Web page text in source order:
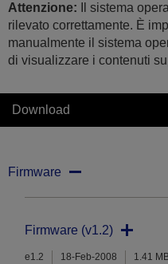
Attenzione: Il sistema
rilevato correttamente. È
manualmente il sistema
di visualizzare i contenuti
Download
Firmware
Firmware (v1.2)
e1.2 18-Feb-2008 1.41